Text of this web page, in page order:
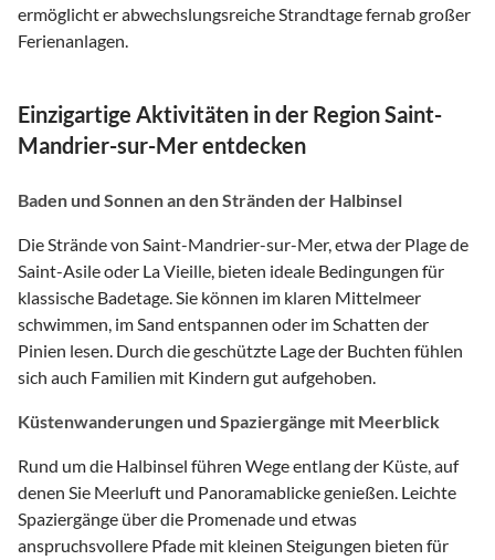
ermöglicht er abwechslungsreiche Strandtage fernab großer
Ferienanlagen.
Einzigartige Aktivitäten in der Region Saint-
Mandrier-sur-Mer entdecken
Baden und Sonnen an den Stränden der Halbinsel
Die Strände von Saint-Mandrier-sur-Mer, etwa der Plage de
Saint-Asile oder La Vieille, bieten ideale Bedingungen für
klassische Badetage. Sie können im klaren Mittelmeer
schwimmen, im Sand entspannen oder im Schatten der
Pinien lesen. Durch die geschützte Lage der Buchten fühlen
sich auch Familien mit Kindern gut aufgehoben.
Küstenwanderungen und Spaziergänge mit Meerblick
Rund um die Halbinsel führen Wege entlang der Küste, auf
denen Sie Meerluft und Panoramablicke genießen. Leichte
Spaziergänge über die Promenade und etwas
anspruchsvollere Pfade mit kleinen Steigungen bieten für